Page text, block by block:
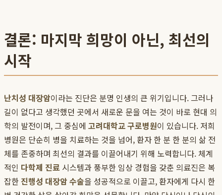
결론: 마지막 희망이 아닌, 최선의
시작
난치성 대장암이라는 진단은 분명 인생의 큰 위기입니다. 그러나
길이 없다고 생각했던 곳에서 새로운 문을 여는 것이 바로 현대 의
학의 발전이며, 그 중심에 고려대학교 구로병원이 있습니다. 저희
병원은 단순히 병을 치료하는 것을 넘어, 환자 한 분 한 분의 삶 전
체를 존중하며 최선의 결과를 이끌어내기 위해 노력합니다. 체계
적인 다학제 진료 시스템과 풍부한 임상 경험을 갖춘 의료진은 복
잡한 진행성 대장암 수술을 성공적으로 이끌고, 환자에게 다시 한